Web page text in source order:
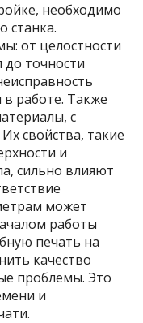
необходимо
станка.
от целостности
до точности
работе. Также
с
свойства, такие
и
сильно влияют
может
работы
печать на
качество
проблемы. Это
и